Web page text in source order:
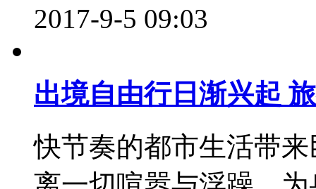
2017-9-5 09:03
出境自由行日渐兴起
快节奏的都市生活带